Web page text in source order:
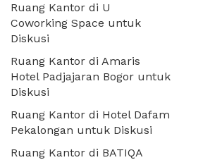
Ruang Kantor di U
Coworking Space untuk
Diskusi
Ruang Kantor di Amaris
Hotel Padjajaran Bogor untuk
Diskusi
Ruang Kantor di Hotel Dafam
Pekalongan untuk Diskusi
Ruang Kantor di BATIQA